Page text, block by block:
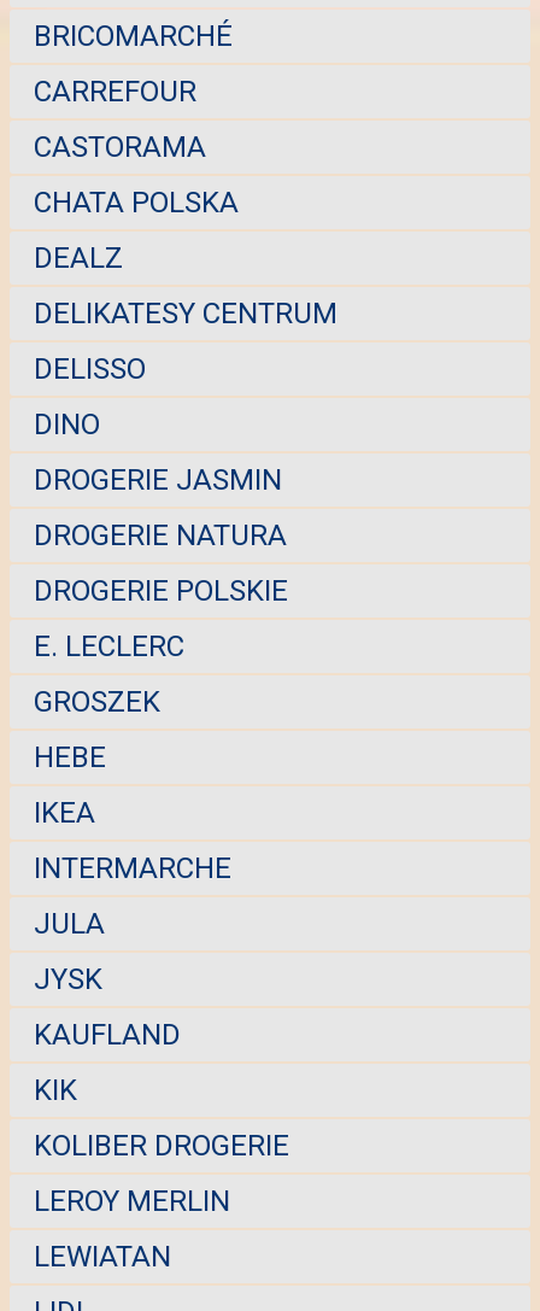
BRICOMARCHÉ
CARREFOUR
CASTORAMA
CHATA POLSKA
DEALZ
DELIKATESY CENTRUM
DELISSO
DINO
DROGERIE JASMIN
DROGERIE NATURA
DROGERIE POLSKIE
E. LECLERC
GROSZEK
HEBE
IKEA
INTERMARCHE
JULA
JYSK
KAUFLAND
KIK
KOLIBER DROGERIE
LEROY MERLIN
LEWIATAN